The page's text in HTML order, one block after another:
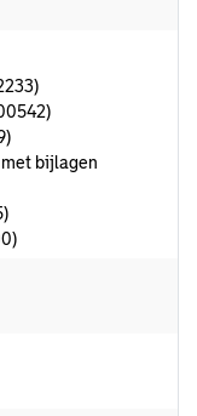
met bijlagen